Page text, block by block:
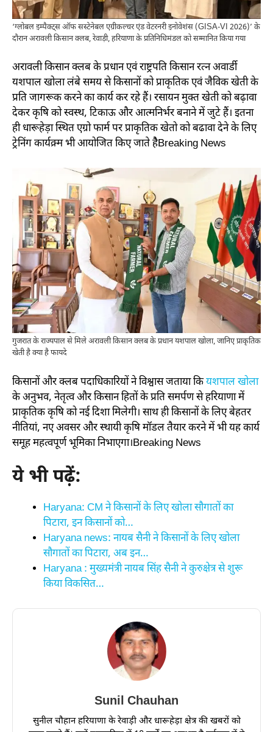
‘ग्लोबल इम्पैक्ट्स ऑफ सस्टेनेबल एग्रीकल्चर एंड वेटरनरी इनोवेशंस (GISA-VI 2026)’ के
दौरान अरावली किसान क्लब, रेवाड़ी, हरियाणा के प्रतिनिधिमंडल को सम्मानित किया गया
अरावली किसान क्लब के प्रधान एवं राष्ट्रपति किसान रत्न अवार्डी
यशपाल खोला लंबे समय से किसानों को प्राकृतिक एवं जैविक खेती के
प्रति जागरूक करने का कार्य कर रहे हैं। रसायन मुक्त खेती को बढ़ावा
देकर कृषि को स्वस्थ, टिकाऊ और आत्मनिर्भर बनाने में जुटे हैं। इतना
ही धारूहेड़ा स्थित एग्रो फार्म पर प्राकृतिक खेतो को बढावा देने के लिए
ट्रेनिंग कार्यक्र्म भी आयोजित किए जाते हैैBreaking News
गुजरात के राज्यपाल से मिले अरावली किसान क्लब के प्रधान यशपाल खोला, जानिए प्राकृतिक
खेती है क्या है फायदे
किसानों और क्लब पदाधिकारियों ने विश्वास जताया कियशपाल खोला
के अनुभव, नेतृत्व और किसान हितों के प्रति समर्पण से हरियाणा में
प्राकृतिक कृषि को नई दिशा मिलेगी। साथ ही किसानों के लिए बेहतर
नीतियां, नए अवसर और स्थायी कृषि मॉडल तैयार करने में भी यह कार्य
समूह महत्वपूर्ण भूमिका निभाएगा।Breaking News
ये भी पढ़ें:
Haryana: CM ने किसानों के लिए खोला सौगातों का
पिटारा, इन किसानों को…
Haryana news: नायब सैनी ने किसानों के लिए खोला
सौगातों का पिटारा, अब इन…
Haryana : मुख्यमंत्री नायब सिंह सैनी ने कुरुक्षेत्र से शुरू
किया विकसित…
Sunil Chauhan
सुनील चौहान हरियाणा के रेवाड़ी और धारूहेड़ा क्षेत्र की खबरों को